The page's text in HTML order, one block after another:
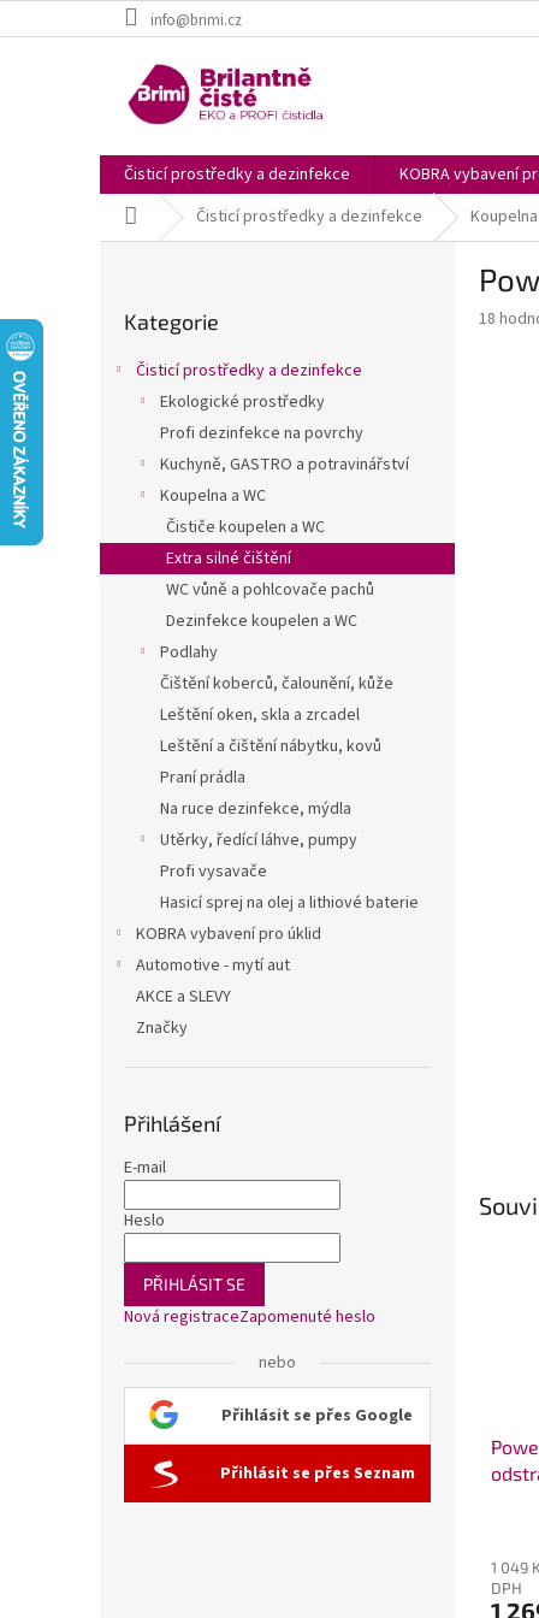
na
info@brimi.cz
Čisticí prostředky a dezinfekce KOBRA vybavení
Domů Čisticí prostředky a dezinfekce Koupelna
n
e
kategorie
Kategorie
Čisticí prostředky a dezinfekce
Ekologické prostředky
Profi dezinfekce na povrchy
Kuchyně, GASTRO a potravinářství
Koupelna a WC
Čističe koupelen a WC
Extra silné čištění
WC vůně a pohlcovače pachů
Dezinfekce koupelen a WC
Podlahy
Čištění koberců, čalounění, kůže
Leštění oken, skla a zrcadel
Leštění a čištění nábytku, kovů
Praní prádla
Na ruce dezinfekce, mýdla
Utěrky, ředící láhve, pumpy
Profi vysavače
Hasicí sprej na olej a lithiové baterie
KOBRA vybavení pro úklid
Automotive - mytí aut
AKCE a SLEVY
Značky
Přihlášení
E-mail
Heslo
PŘIHLÁSIT SE
Nová registraceZapomenuté heslo
nebo
Přihlásit se přes Google
Přihlásit se přes Seznam
18
je
1 049
DPH
1